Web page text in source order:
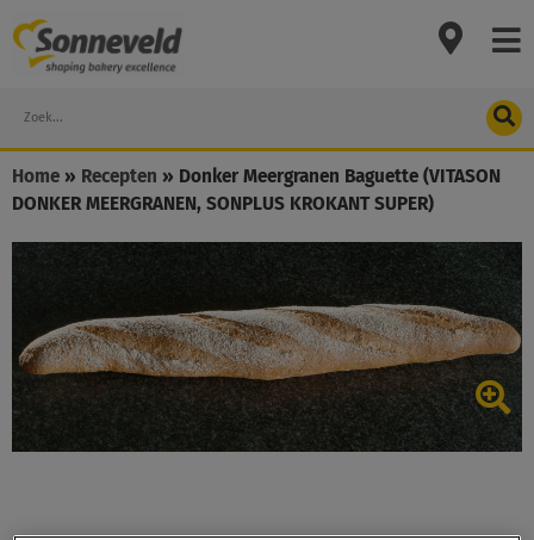
to
content
Search
Home » Recepten » Donker Meergranen Baguette (VITASON
DONKER MEERGRANEN, SONPLUS KROKANT SUPER)